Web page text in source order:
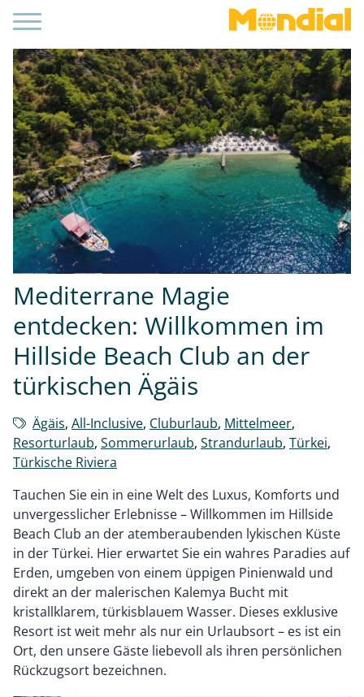
Mediterrane Magie
entdecken: Willkommen im
Hillside Beach Club an der
türkischen Ägäis
Ägäis, All-Inclusive, Cluburlaub, Mittelmeer,
Resorturlaub, Sommerurlaub, Strandurlaub, Türkei,
Türkische Riviera
Tauchen Sie ein in eine Welt des Luxus, Komforts und
unvergesslicher Erlebnisse – Willkommen im Hillside
Beach Club an der atemberaubenden lykischen Küste
in der Türkei. Hier erwartet Sie ein wahres Paradies auf
Erden, umgeben von einem üppigen Pinienwald und
direkt an der malerischen Kalemya Bucht mit
kristallklarem, türkisblauem Wasser. Dieses exklusive
Resort ist weit mehr als nur ein Urlaubsort – es ist ein
Ort, den unsere Gäste liebevoll als ihren persönlichen
Rückzugsort bezeichnen.